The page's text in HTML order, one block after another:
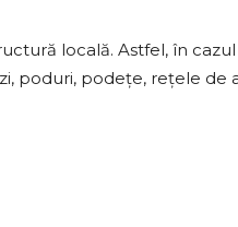
locală. Astfel, în
poduri, podețe, rețele de